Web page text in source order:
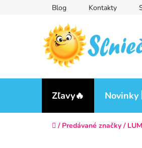
Blog Kontakty
Zľavy🔥 Novinky
Domov
/ Predávané značky /